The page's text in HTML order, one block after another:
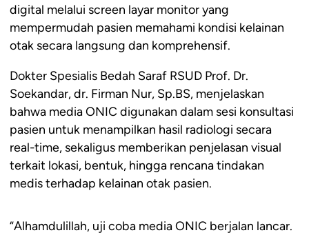
digital melalui screen layar monitor yang
mempermudah pasien memahami kondisi kelainan
otak secara langsung dan komprehensif.
Dokter Spesialis Bedah Saraf RSUD Prof. Dr.
Soekandar, dr. Firman Nur, Sp.BS, menjelaskan
bahwa media ONIC digunakan dalam sesi konsultasi
pasien untuk menampilkan hasil radiologi secara
real-time, sekaligus memberikan penjelasan visual
terkait lokasi, bentuk, hingga rencana tindakan
medis terhadap kelainan otak pasien.
“Alhamdulillah, uji coba media ONIC berjalan lancar.